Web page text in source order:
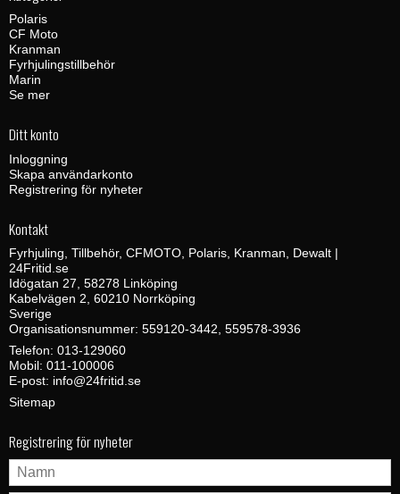
Polaris
CF Moto
Kranman
Fyrhjulingstillbehör
Marin
Se mer
Ditt konto
Inloggning
Skapa användarkonto
Registrering för nyheter
Kontakt
Fyrhjuling, Tillbehör, CFMOTO, Polaris, Kranman, Dewalt |
24Fritid.se
Idögatan 27, 58278 Linköping
Kabelvägen 2, 60210 Norrköping
Sverige
Organisationsnummer: 559120-3442, 559578-3936
Telefon: 013-129060
Mobil: 011-100006
E-post: info@24fritid.se
Sitemap
Registrering för nyheter